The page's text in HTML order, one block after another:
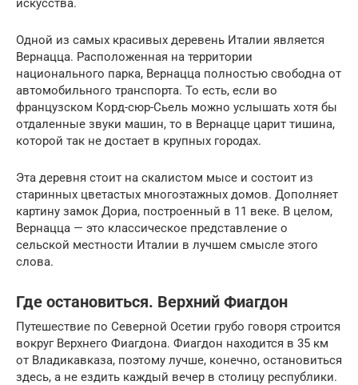
искусства.
Одной из самых красивых деревень Италии является
Вернацца. Расположенная на территории
национального парка, Вернацца полностью свободна от
автомобильного транспорта. То есть, если во
французском Корд-сюр-Сьель можно услышать хотя бы
отдаленные звуки машин, то в Вернацце царит тишина,
которой так не достает в крупных городах.
Эта деревня стоит на скалистом мысе и состоит из
старинных цветастых многоэтажных домов. Дополняет
картину замок Дориа, построенный в 11 веке. В целом,
Вернацца — это классическое представление о
сельской местности Италии в лучшем смысле этого
слова.
Где остановиться. Верхний Фиагдон
Путешествие по Северной Осетии грубо говоря строится
вокруг Верхнего Фиагдона. Фиагдон находится в 35 км
от Владикавказа, поэтому лучше, конечно, остановиться
здесь, а не ездить каждый вечер в столицу республики.